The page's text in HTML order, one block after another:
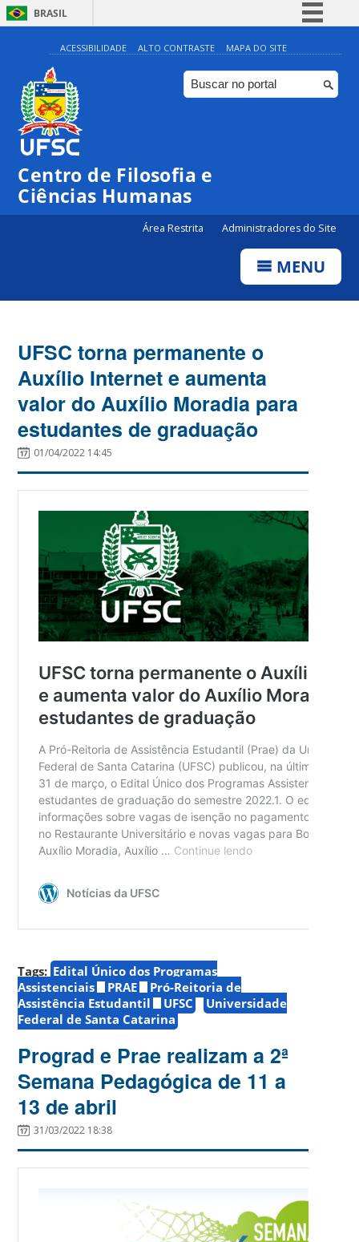
BRASIL
Simplifique!
Comunica BR
Participe
ACESSIBILIDADE ALTO CONTRASTE MAPA DO SITE
Centro de Filosofia e
Ciências Humanas
Área Restrita Administradores do Site
MENU
UFSC torna permanente o
Auxílio Internet e aumenta
valor do Auxílio Moradia para
estudantes de graduação
01/04/2022 14:45
Tags: Edital Único dos Programas
Assistenciais
PRAE
Pró-Reitoria de
Assistência Estudantil
UFSC
Universidade
Federal de Santa Catarina
Prograd e Prae realizam a 2ª
Semana Pedagógica de 11 a
13 de abril
31/03/2022 18:38